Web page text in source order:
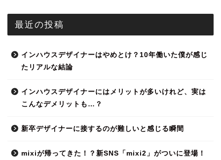
最近の投稿
インハウスデザイナーはやめとけ？10年働いた僕が感じ
たリアルな結論
インハウスデザイナーにはメリットが多いけれど、実は
こんなデメリットも…？
新卒デザイナーに接するのが難しいと感じる瞬間
mixiが帰ってきた！？新SNS「mixi2」がついに登場！